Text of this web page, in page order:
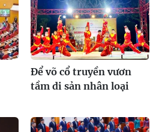
Để võ cổ truyền vươn
tầm di sản nhân loại